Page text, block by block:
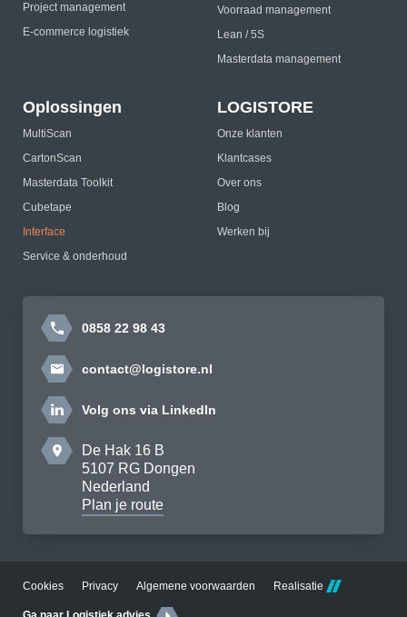
Project management
E-commerce logistiek
Voorraad management
Lean / 5S
Masterdata management
Oplossingen
MultiScan
CartonScan
Masterdata Toolkit
Cubetape
Interface
Service & onderhoud
LOGISTORE
Onze klanten
Klantcases
Over ons
Blog
Werken bij
0858 22 98 43
contact@logistore.nl
Volg ons via LinkedIn
De Hak 16 B
5107 RG Dongen
Nederland
Plan je route
Cookies Privacy Algemene voorwaarden Realisatie